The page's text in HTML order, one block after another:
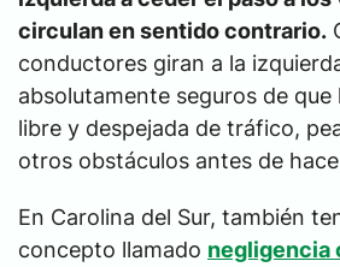
circulan en sentido contrario.
conductores giran a la
absolutamente seguros de que
libre y despejada de tráfico,
otros obstáculos antes de
En Carolina del Sur, también
concepto llamado negligencia